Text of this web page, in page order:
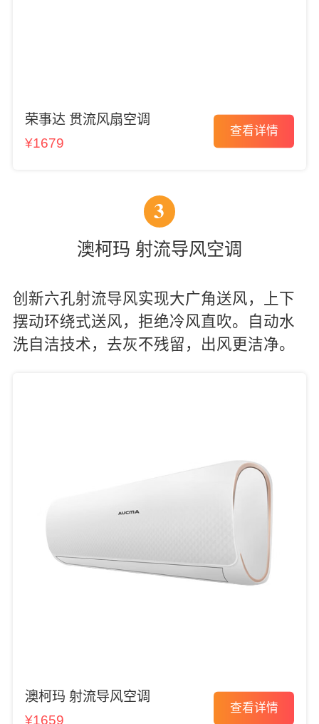
荣事达 贯流风扇空调
¥1679
查看详情
3
澳柯玛 射流导风空调
创新六孔射流导风实现大广角送风，上下
摆动环绕式送风，拒绝冷风直吹。自动水
洗自洁技术，去灰不残留，出风更洁净。
澳柯玛 射流导风空调
¥1659
查看详情